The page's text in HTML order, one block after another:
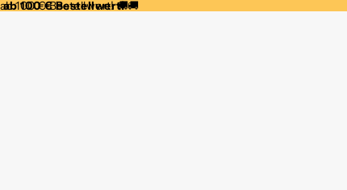
100 € Bestellwert!🚚
100 € Bestellwert! 🚚